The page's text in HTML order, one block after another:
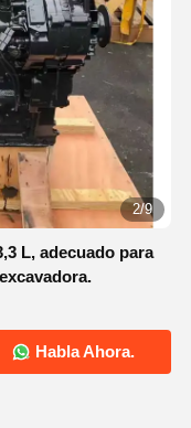
2/9
L, adecuado para
Habla Ahora.